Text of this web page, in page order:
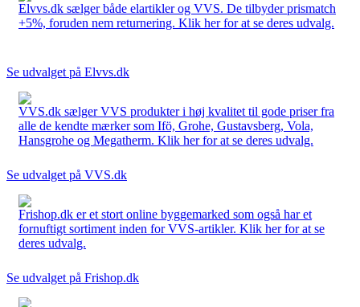
Elvvs.dk sælger både elartikler og VVS. De tilbyder prismatch
+5%, foruden nem returnering. Klik her for at se deres udvalg.
Se udvalget på Elvvs.dk
VVS.dk sælger VVS produkter i høj kvalitet til gode priser fra
alle de kendte mærker som Ifö, Grohe, Gustavsberg, Vola,
Hansgrohe og Megatherm. Klik her for at se deres udvalg.
Se udvalget på VVS.dk
Frishop.dk er et stort online byggemarked som også har et
fornuftigt sortiment inden for VVS-artikler. Klik her for at se
deres udvalg.
Se udvalget på Frishop.dk